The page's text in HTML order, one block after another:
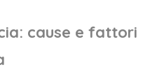
cause e fattori